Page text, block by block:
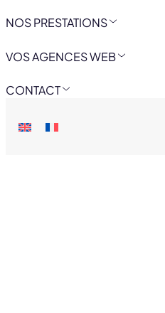
NOS PRESTATIONS
VOS AGENCES WEB
CONTACT